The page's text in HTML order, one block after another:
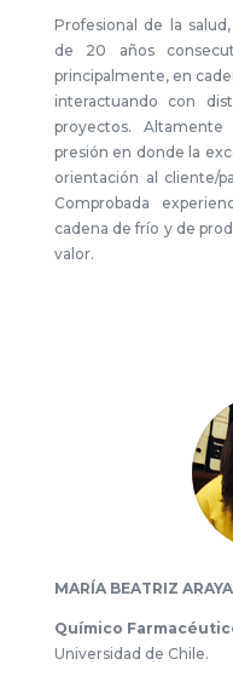
Profesional de la
de 20 años
principalmente, en
interactuando con
proyectos.
presión en donde la
orientación al cliente/
Comprobada
cadena de frío y de
valor.
MARÍA BEATRIZ
Químico
Universidad de Chile.